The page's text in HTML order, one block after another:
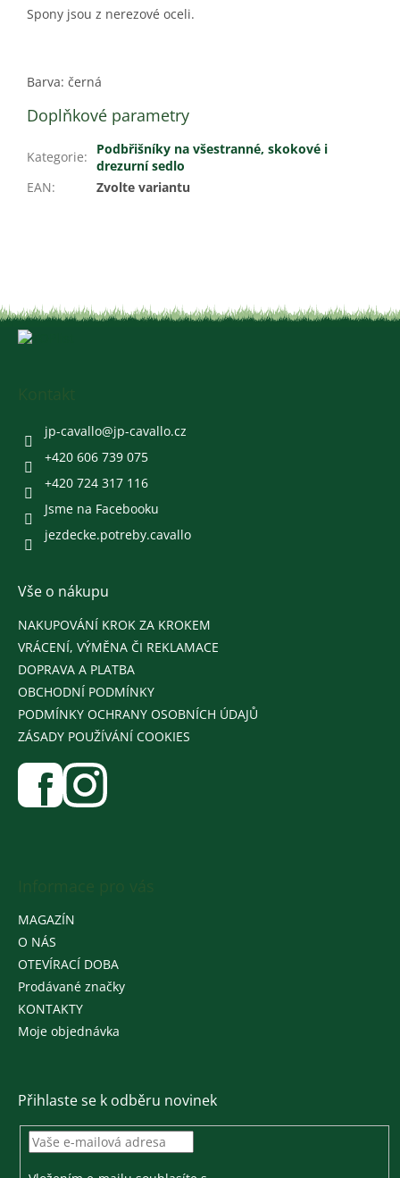
Spony jsou z nerezové oceli.
Barva: černá
Doplňkové parametry
Kategorie:
Podbřišníky na všestranné, skokové i
drezurní sedlo
EAN: Zvolte variantu
jp-cavallo@jp-cavallo.cz
+420 606 739 075
+420 724 317 116
Jsme na Facebooku
jezdecke.potreby.cavallo
Vše o nákupu
NAKUPOVÁNÍ KROK ZA KROKEM
VRÁCENÍ, VÝMĚNA ČI REKLAMACE
DOPRAVA A PLATBA
OBCHODNÍ PODMÍNKY
PODMÍNKY OCHRANY OSOBNÍCH ÚDAJŮ
ZÁSADY POUŽÍVÁNÍ COOKIES
MAGAZÍN
O NÁS
OTEVÍRACÍ DOBA
Prodávané značky
KONTAKTY
Moje objednávka
Přihlaste se k odběru novinek